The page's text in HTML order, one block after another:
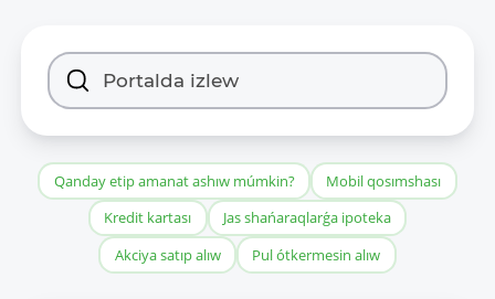
Qanday etip amanat ashıw múmkin?
Mobil qosımshası
Kredit kartası
Jas shańaraqlarǵa ipoteka
Akciya satıp alıw
Pul ótkermesin alıw